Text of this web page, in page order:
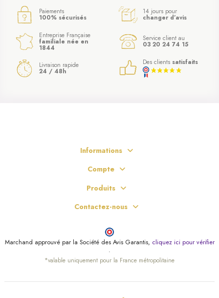
(1 avis)
Paiements
100% sécurisés
14 jours pour
changer d’avis
Entreprise Française
familiale née en
1844
Service client au
03 20 24 74 15
Livraison rapide
24 / 48h
Des clients satisfaits
Informations
Compte
Produits
Contactez-nous
Marchand approuvé par la Société des Avis Garantis, cliquez ici pour vérifier
.
*valable uniquement pour la France métropolitaine